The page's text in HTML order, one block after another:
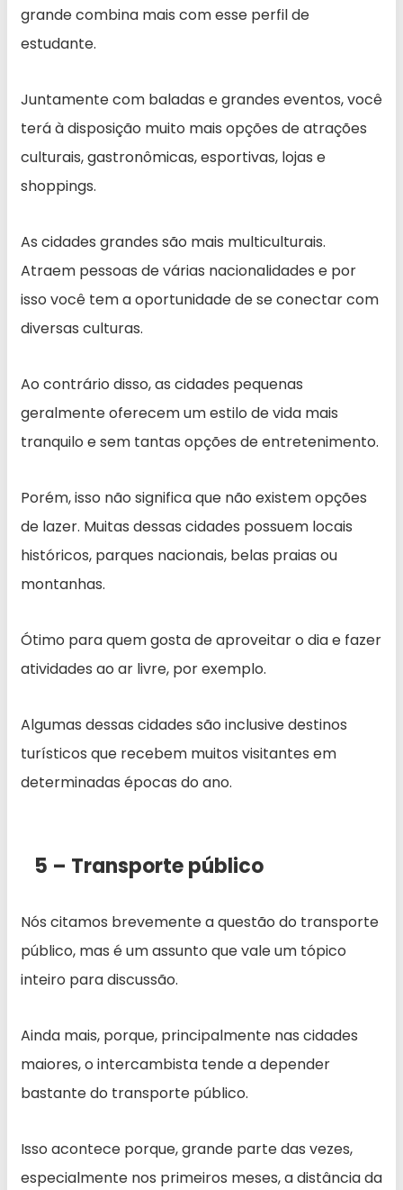
grande combina mais com esse perfil de
estudante.
Juntamente com baladas e grandes eventos, você
terá à disposição muito mais opções de atrações
culturais, gastronômicas, esportivas, lojas e
shoppings.
As cidades grandes são mais multiculturais.
Atraem pessoas de várias nacionalidades e por
isso você tem a oportunidade de se conectar com
diversas culturas.
Ao contrário disso, as cidades pequenas
geralmente oferecem um estilo de vida mais
tranquilo e sem tantas opções de entretenimento.
Porém, isso não significa que não existem opções
de lazer. Muitas dessas cidades possuem locais
históricos, parques nacionais, belas praias ou
montanhas.
Ótimo para quem gosta de aproveitar o dia e fazer
atividades ao ar livre, por exemplo.
Algumas dessas cidades são inclusive destinos
turísticos que recebem muitos visitantes em
determinadas épocas do ano.
5 – Transporte público
Nós citamos brevemente a questão do transporte
público, mas é um assunto que vale um tópico
inteiro para discussão.
Ainda mais, porque, principalmente nas cidades
maiores, o intercambista tende a depender
bastante do transporte público.
Isso acontece porque, grande parte das vezes,
especialmente nos primeiros meses, a distância da